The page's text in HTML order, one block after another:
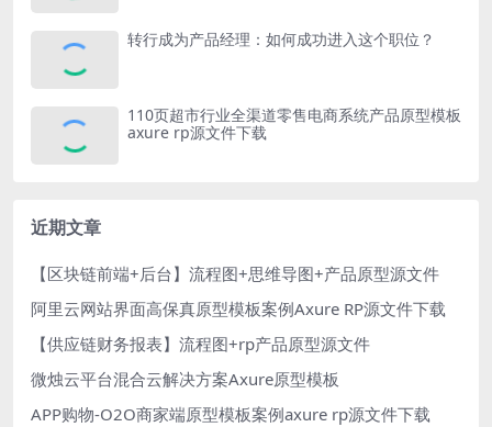
转行成为产品经理：如何成功进入这个职位？
110页超市行业全渠道零售电商系统产品原型模板
axure rp源文件下载
近期文章
【区块链前端+后台】流程图+思维导图+产品原型源文件
阿里云网站界面高保真原型模板案例Axure RP源文件下载
【供应链财务报表】流程图+rp产品原型源文件
微烛云平台混合云解决方案Axure原型模板
APP购物-O2O商家端原型模板案例axure rp源文件下载